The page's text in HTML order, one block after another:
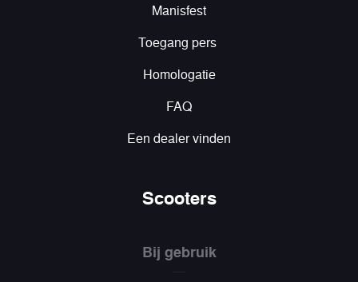
Manisfest
Toegang pers
Homologatie
FAQ
Een dealer vinden
Scooters
Bij gebruik